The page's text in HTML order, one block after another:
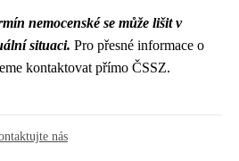
nemocenské se může lišit v
situaci. Pro přesné informace o
kontaktovat přímo ČSSZ.
nás